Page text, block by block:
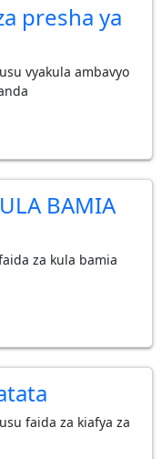
presha ya
vyakula ambavyo
BAMIA
za kula bamia
faida za kiafya za